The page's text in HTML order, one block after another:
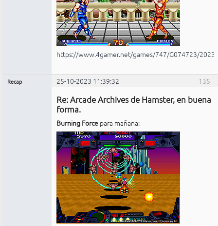
https://www.4gamer.net/games/747/G074723/
135
Recap 25-10-2023 11:39:32
Re: Arcade Archives de Hamster, en buena
forma.
Burning Force para mañana: